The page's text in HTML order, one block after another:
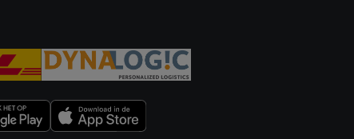
voor alle bovengenoemde doeleinden. Meer informatie,
recht om jouw toestemming op elk gewenst moment in te
impressum voor de Lidl website hier.Klik